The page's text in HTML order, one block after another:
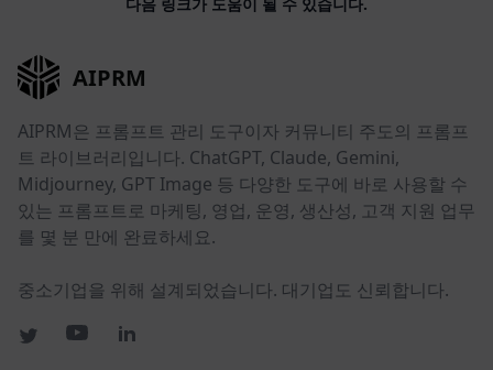
다음 링크가 도움이 될 수 있습니다.
AIPRM
AIPRM은 프롬프트 관리 도구이자 커뮤니티 주도의 프롬프
트 라이브러리입니다. ChatGPT, Claude, Gemini,
Midjourney, GPT Image 등 다양한 도구에 바로 사용할 수
있는 프롬프트로 마케팅, 영업, 운영, 생산성, 고객 지원 업무
를 몇 분 만에 완료하세요.
중소기업을 위해 설계되었습니다. 대기업도 신뢰합니다.